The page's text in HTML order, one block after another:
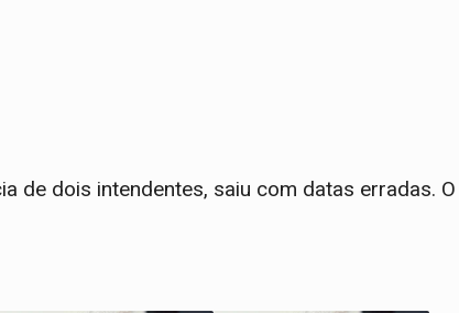
de dois intendentes, saiu com datas erradas. O